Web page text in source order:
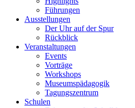
Führungen
Ausstellungen
Der Uhr auf der Spur
Rückblick
Veranstaltungen
Events
Vorträge
Workshops
Museumspädagogik
Tagungszentrum
Schulen